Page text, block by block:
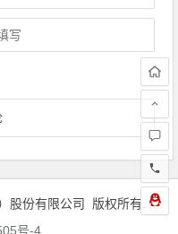
股份有限公司 版权所有.
号-4